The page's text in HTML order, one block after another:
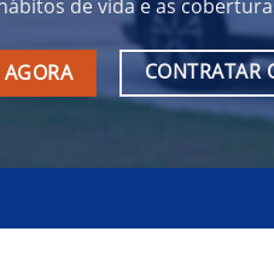
de vida e as
CONTRATAR